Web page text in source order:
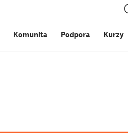
Komunita Podpora Kurzy